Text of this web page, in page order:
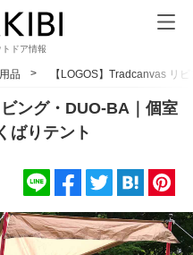
ドア情報
品 【LOGOS】Tradcanvas リ
ング・DUO-BA｜個室
ばりテント